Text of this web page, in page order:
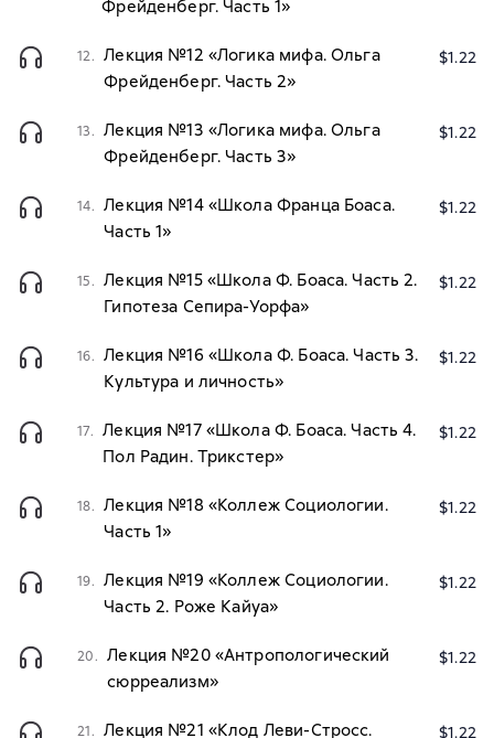
Фрейденберг. Часть 1»
12. Лекция №12 «Логика мифа. Ольга
Фрейденберг. Часть 2»
$1.22
13. Лекция №13 «Логика мифа. Ольга
Фрейденберг. Часть 3»
$1.22
14. Лекция №14 «Школа Франца Боаса.
Часть 1»
$1.22
15. Лекция №15 «Школа Ф. Боаса. Часть 2.
Гипотеза Сепира-Уорфа»
$1.22
16. Лекция №16 «Школа Ф. Боаса. Часть 3.
Культура и личность»
$1.22
17. Лекция №17 «Школа Ф. Боаса. Часть 4.
Пол Радин. Трикстер»
$1.22
18. Лекция №18 «Коллеж Социологии.
Часть 1»
$1.22
19. Лекция №19 «Коллеж Социологии.
Часть 2. Роже Кайуа»
$1.22
20. Лекция №20 «Антропологический
сюрреализм»
$1.22
21. Лекция №21 «Клод Леви-Стросс. $1.22